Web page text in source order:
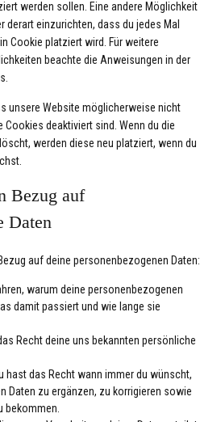
werden sollen. Eine andere Möglichkeit
einzurichten, dass du jedes Mal
Cookie platziert wird. Für weitere
beachte die Anweisungen in der
unsere Website möglicherweise nicht
deaktiviert sind. Wenn du die
werden diese neu platziert, wenn du
Bezug auf
Daten
auf deine personenbezogenen Daten:
warum deine personenbezogenen
damit passiert und wie lange sie
Recht deine uns bekannten persönliche
hast das Recht wann immer du wünscht,
Daten zu ergänzen, zu korrigieren sowie